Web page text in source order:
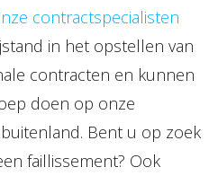
contractspecialisten
in het opstellen van
contracten en kunnen
doen op onze
Bent u op zoek
faillissement? Ook